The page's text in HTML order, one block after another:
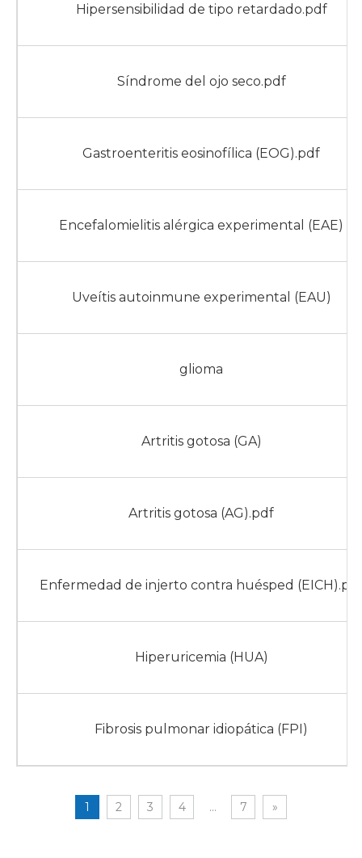
Hipersensibilidad de tipo retardado.pdf
Síndrome del ojo seco.pdf
Gastroenteritis eosinofílica (EOG).pdf
Encefalomielitis alérgica experimental (EAE)
Uveítis autoinmune experimental (EAU)
glioma
Artritis gotosa (GA)
Artritis gotosa (AG).pdf
Enfermedad de injerto contra huésped
Hiperuricemia (HUA)
Fibrosis pulmonar idiopática (FPI)
1 2 3 4 ... 7 »